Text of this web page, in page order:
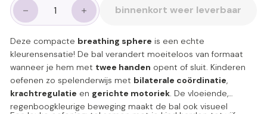
binnenkort weer leverbaar
Deze compacte breathing sphere is een echte
kleurensensatie! De bal verandert moeiteloos van formaat
wanneer je hem met twee handen opent of sluit. Kinderen
oefenen zo spelenderwijs met bilaterale coördinatie,
krachtregulatie en gerichte motoriek. De vloeiende,
regenboogkleurige beweging maakt de bal ook visueel